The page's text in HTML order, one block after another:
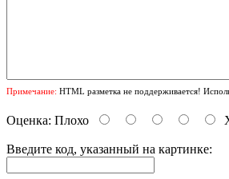
Примечание: HTML разметка не поддерживается!
Оценка: Плохо
Введите код, указанный на картинке: